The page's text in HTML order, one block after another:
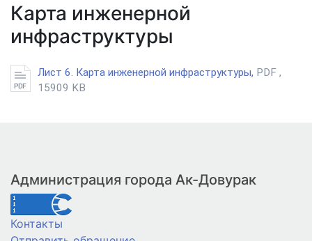
Карта инженерной
инфраструктуры
Лист 6. Карта инженерной инфраструктуры, PDF ,
15909 KB
Администрация города Ак-Довурак
Контакты